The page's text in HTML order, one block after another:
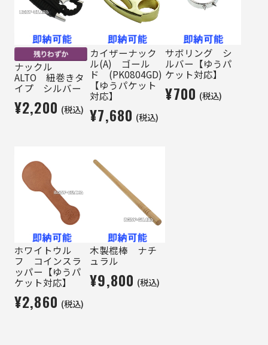
ナックル
ALTO 紐巻きタ
イプ シルバー
¥2,200 (税込)
カイザーナック
ル(A) ゴール
ド (PK0804GD)
【ゆうパケット
対応】
¥7,680 (税込)
サボリング シ
ルバー【ゆうパ
ケット対応】
¥700 (税込)
ホワイトウル
フ コインスラ
ッパー【ゆうパ
ケット対応】
¥2,860 (税込)
木製棍棒 ナチ
ュラル
¥9,800 (税込)